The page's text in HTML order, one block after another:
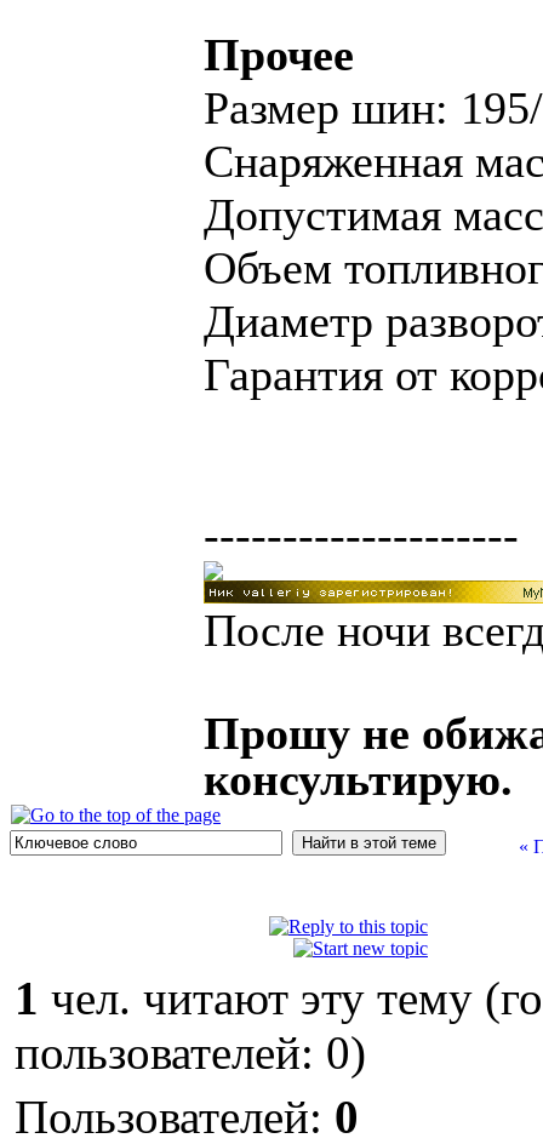
Прочее
Размер шин:
Снаряженная
Допустимая
Объем
Диаметр
Гарантия от
--------------------
После ночи
Прошу не
консультирую.
«
1 чел. читают эту тему
пользователей: 0)
Пользователей: 0